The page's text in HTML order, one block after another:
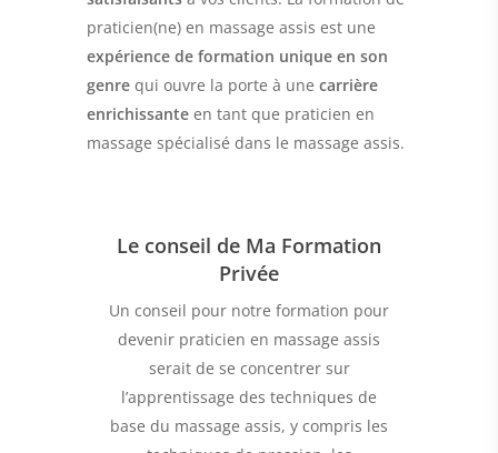
praticien(ne) en massage assis est une
expérience de formation unique en son
genrequi ouvre la porte à une carrière
enrichissanteen tant que praticien en
massage spécialisé dans le massage assis.
Le conseil de Ma Formation
Privée
Un conseil pour notre formation pour
devenir praticien en massage assis
serait de se concentrer sur
l’apprentissage des techniques de
base du massage assis, y compris les